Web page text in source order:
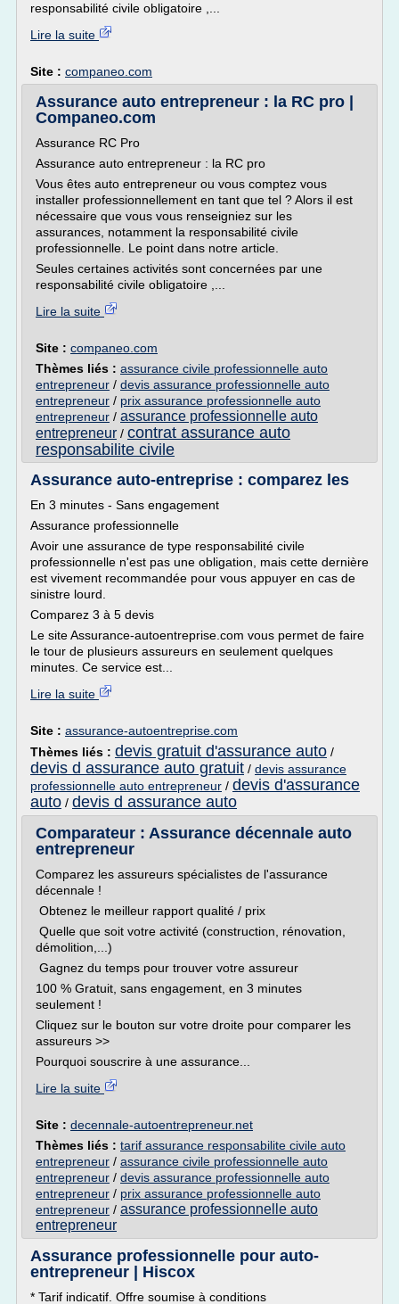
responsabilité civile obligatoire ,...
Lire la suite
Site : companeo.com
Assurance auto entrepreneur : la RC pro |
Companeo.com
Assurance RC Pro
Assurance auto entrepreneur : la RC pro
Vous êtes auto entrepreneur ou vous comptez vous
installer professionnellement en tant que tel ? Alors il est
nécessaire que vous vous renseigniez sur les
assurances, notamment la responsabilité civile
professionnelle. Le point dans notre article.
Seules certaines activités sont concernées par une
responsabilité civile obligatoire ,...
Lire la suite
Site : companeo.com
Thèmes liés : assurance civile professionnelle auto
entrepreneur / devis assurance professionnelle auto
entrepreneur / prix assurance professionnelle auto
entrepreneur / assurance professionnelle auto
entrepreneur / contrat assurance auto
responsabilite civile
Assurance auto-entreprise : comparez les
En 3 minutes - Sans engagement
Assurance professionnelle
Avoir une assurance de type responsabilité civile
professionnelle n'est pas une obligation, mais cette dernière
est vivement recommandée pour vous appuyer en cas de
sinistre lourd.
Comparez 3 à 5 devis
Le site Assurance-autoentreprise.com vous permet de faire
le tour de plusieurs assureurs en seulement quelques
minutes. Ce service est...
Lire la suite
Site : assurance-autoentreprise.com
Thèmes liés : devis gratuit d'assurance auto /
devis d assurance auto gratuit / devis assurance
professionnelle auto entrepreneur / devis d'assurance
auto / devis d assurance auto
Comparateur : Assurance décennale auto
entrepreneur
Comparez les assureurs spécialistes de l'assurance
décennale !
Obtenez le meilleur rapport qualité / prix
Quelle que soit votre activité (construction, rénovation,
démolition,...)
Gagnez du temps pour trouver votre assureur
100 % Gratuit, sans engagement, en 3 minutes
seulement !
Cliquez sur le bouton sur votre droite pour comparer les
assureurs >>
Pourquoi souscrire à une assurance...
Lire la suite
Site : decennale-autoentrepreneur.net
Thèmes liés : tarif assurance responsabilite civile auto
entrepreneur / assurance civile professionnelle auto
entrepreneur / devis assurance professionnelle auto
entrepreneur / prix assurance professionnelle auto
entrepreneur / assurance professionnelle auto
entrepreneur
Assurance professionnelle pour auto-
entrepreneur | Hiscox
* Tarif indicatif. Offre soumise à conditions